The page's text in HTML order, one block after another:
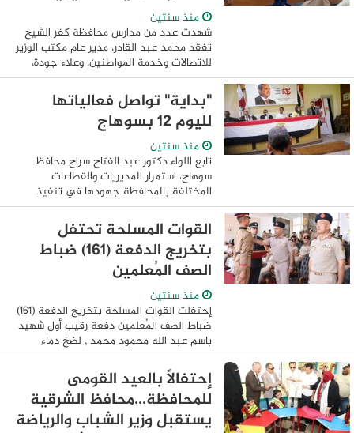
منذ سنتين
شهدت عدد من مدارس محافظة كفر الشيخ
تفقد محمد عبد القادر، مدير عام مكتب الوزير
للاتصالات وخدمة المواطنين، وعلاء جودة،
وكيل المديرية، منها مدرسة الشهيد حمدى
الإعدادية بنين، والشهيد رياض الثانوية ...
"بداية" تواصل فعالياتها
لليوم 12 بسوهاج
منذ سنتين
تابع اللواء دكتور عبد الفتاح سراج محافظ
سوهاج، استمرار المديريات والقطاعات
المختلفة بالمحافظة جهودها في تنفيذ
فعاليات المبادرة الرئاسية "بداية جديدة لبناء
الإنسان"، والتي انطلقت فعالياتها 17 ...
القوات المسلحة تحتفل
بتخريج الدفعة (161) ضباط
الصف المُعلمين
منذ سنتين
إحتفلت القوات المسلحة بتخريج الدفعة (161)
ضباط الصف المُعلمين دفعة رقيب أول شهيد
باسم عبد الله محمود محمد , لضخ دماء
جديدة من خيرة شباب الوطن بعد إعدادهم
وتأهيلهم علمياً وعسكرياً بمعهد ضباط الصف
...
إحتفالاً بالعيد القومى
للمحافظة...محافظ الشرقية
يستقبل وزير الشباب والرياضة